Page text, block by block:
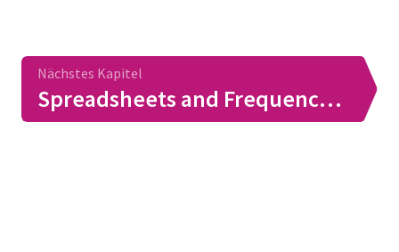
Nächstes Kapitel
Spreadsheets and Frequency Tables